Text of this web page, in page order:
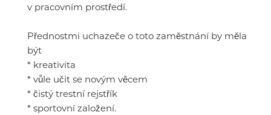
v pracovním prostředí.
Přednostmi uchazeče o toto zaměstnání by měla
být
* kreativita
* vůle učit se novým věcem
* čistý trestní rejstřík
* sportovní založení.